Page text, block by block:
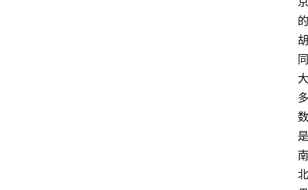
的
胡
同
大
多
数
是
南
北